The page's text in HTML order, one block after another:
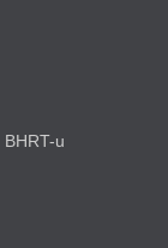
BHRT-u